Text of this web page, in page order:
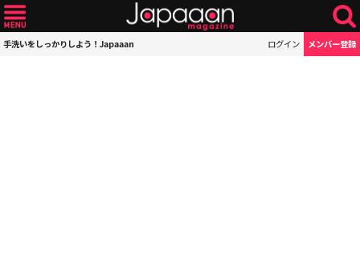
手洗いをしっかりしよう！Japaaan ログイン メンバー登録